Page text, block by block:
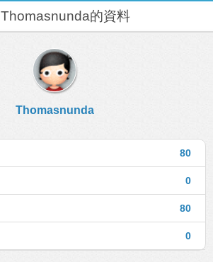
Thomasnunda的資料
Thomasnunda
80
0
80
0